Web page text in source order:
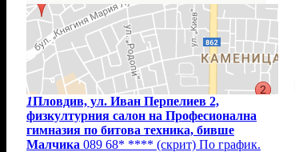
1Пловдив, ул. Иван Перпелиев 2,
физкултурния салон на Професионална
гимназия по битова техника, бивше
Малчика 089 68* **** (скрит) По график.